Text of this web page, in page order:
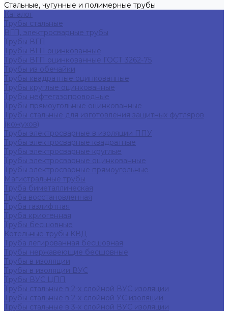
Стальные, чугунные и полимерные трубы
Каталог
Трубы стальные
ВГП, электросварные трубы
Трубы ВГП
Трубы ВГП оцинкованные
Трубы ВГП оцинкованные ГОСТ 3262-75
Трубы из обечайки
Трубы квадратные оцинкованные
Трубы круглые оцинкованные
Трубы нефтегазопроводные
Трубы прямоугольные оцинкованные
Трубы стальные для изготовления защитных футляров
(кожухов)
Трубы электросварные в изоляции ППУ
Трубы электросварные квадратные
Трубы электросварные круглые
Трубы электросварные оцинкованные
Трубы электросварные прямоугольные
Магистральные трубы
Труба биметаллическая
Труба восстановленная
Труба газлифтная
Труба криогенная
Трубы бесшовные
Котельные трубы КВД
Труба легированная бесшовная
Трубы нержавеющие бесшовные
Трубы в изоляции
Трубы в изоляции ВУС
Трубы ВУС ЦПП
Трубы стальные в 2-х слойной ВУС изоляции
Трубы стальные в 2-х слойной УС изоляции
Трубы стальные в 3-х слойной ВУС изоляции